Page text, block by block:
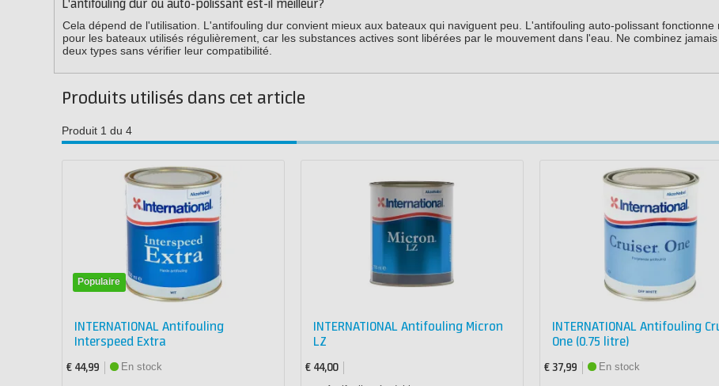
L'antifouling dur ou auto-polissant est-il meilleur?
Cela dépend de l'utilisation. L'antifouling dur convient mieux aux bateaux qui naviguent peu. L'antifouling auto-polissant fonctionne
pour les bateaux utilisés régulièrement, car les substances actives sont libérées par le mouvement dans l'eau. Ne combinez
deux types sans vérifier leur compatibilité.
Produits utilisés dans cet article
Produit 1 du 4
Populaire
INTERNATIONAL Antifouling
Interspeed Extra
€ 44,99
En stock
INTERNATIONAL Antifouling Micron
LZ
€ 44,00
INTERNATIONAL Antifouling
One (0.75 litre)
€ 37,99
En stock